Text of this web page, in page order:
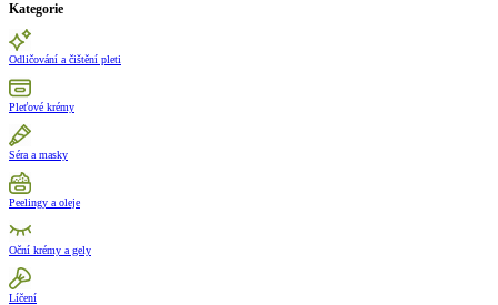
Kategorie
Odličování a čištění pleti
Pleťové krémy
Séra a masky
Peelingy a oleje
Oční krémy a gely
Líčení